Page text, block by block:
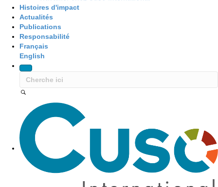
Histoires d'impact
Actualités
Publications
Responsabilité
Français
English
Site Navigation